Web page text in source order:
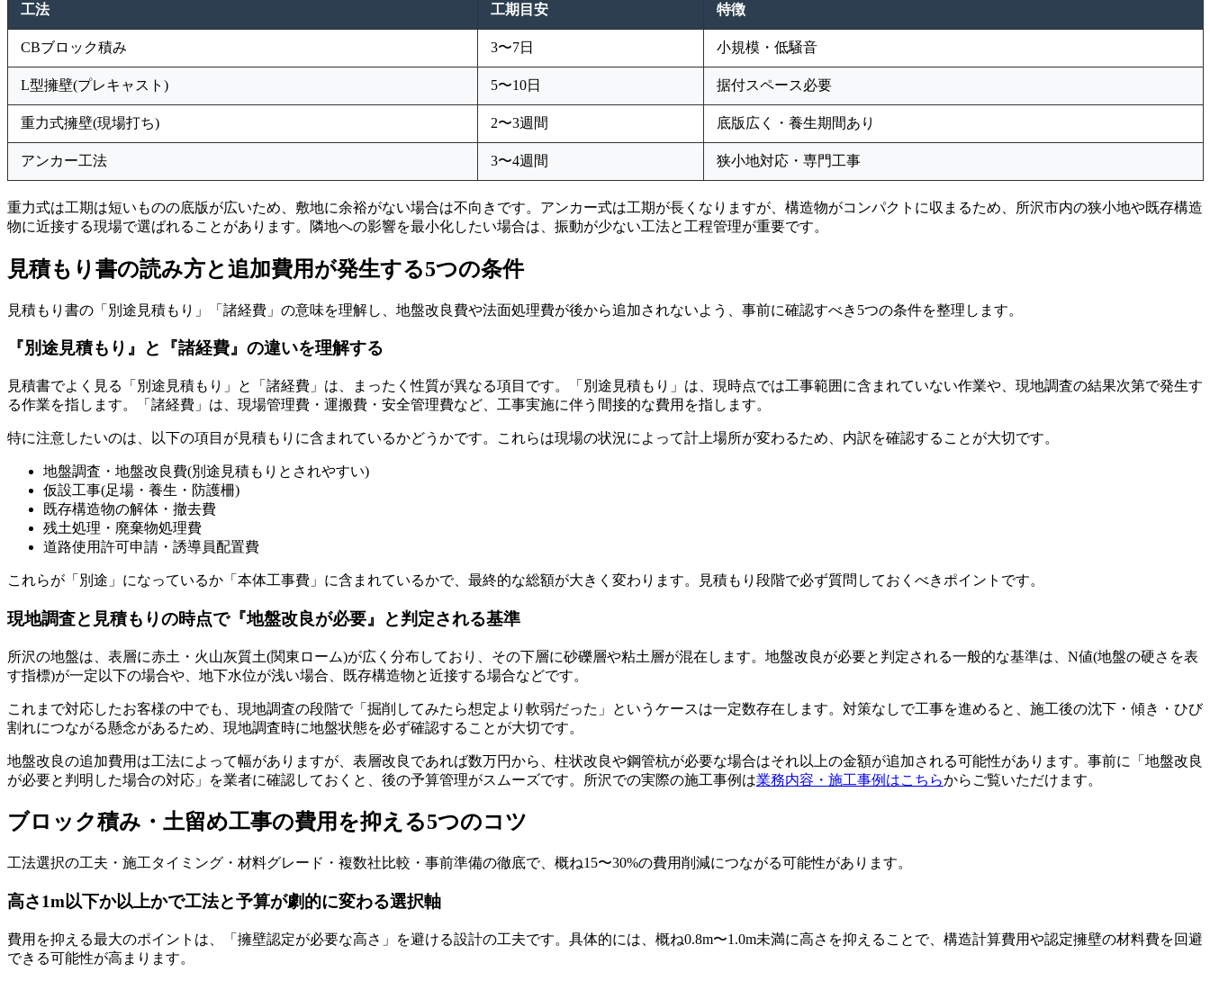
工法 工期目安 特徴
CBブロック積み 3〜7日 小規模・低騒音
L型擁壁(プレキャスト) 5〜10日 据付スペース必要
重力式擁壁(現場打ち) 2〜3週間 底版広く・養生期間あり
アンカー工法 3〜4週間 狭小地対応・専門工事
重力式は工期は短いものの底版が広いため、敷地に余裕がない場合は不向きです。アンカー式は工期が長くなりますが、構造物がコンパクトに収まるため、所沢市内の狭小地や既存構造
物に近接する現場で選ばれることがあります。隣地への影響を最小化したい場合は、振動が少ない工法と工程管理が重要です。
見積もり書の読み方と追加費用が発生する5つの条件
見積もり書の「別途見積もり」「諸経費」の意味を理解し、地盤改良費や法面処理費が後から追加されないよう、事前に確認すべき5つの条件を整理します。
『別途見積もり』と『諸経費』の違いを理解する
見積書でよく見る「別途見積もり」と「諸経費」は、まったく性質が異なる項目です。「別途見積もり」は、現時点では工事範囲に含まれていない作業や、現地調査の結果次第で発生す
る作業を指します。「諸経費」は、現場管理費・運搬費・安全管理費など、工事実施に伴う間接的な費用を指します。
特に注意したいのは、以下の項目が見積もりに含まれているかどうかです。これらは現場の状況によって計上場所が変わるため、内訳を確認することが大切です。
地盤調査・地盤改良費(別途見積もりとされやすい)
仮設工事(足場・養生・防護柵)
既存構造物の解体・撤去費
残土処理・廃棄物処理費
道路使用許可申請・誘導員配置費
これらが「別途」になっているか「本体工事費」に含まれているかで、最終的な総額が大きく変わります。見積もり段階で必ず質問しておくべきポイントです。
現地調査と見積もりの時点で『地盤改良が必要』と判定される基準
所沢の地盤は、表層に赤土・火山灰質土(関東ローム)が広く分布しており、その下層に砂礫層や粘土層が混在します。地盤改良が必要と判定される一般的な基準は、N値(地盤の硬さを表
す指標)が一定以下の場合や、地下水位が浅い場合、既存構造物と近接する場合などです。
これまで対応したお客様の中でも、現地調査の段階で「掘削してみたら想定より軟弱だった」というケースは一定数存在します。対策なしで工事を進めると、施工後の沈下・傾き・ひび
割れにつながる懸念があるため、現地調査時に地盤状態を必ず確認することが大切です。
地盤改良の追加費用は工法によって幅がありますが、表層改良であれば数万円から、柱状改良や鋼管杭が必要な場合はそれ以上の金額が追加される可能性があります。事前に「地盤改良
が必要と判明した場合の対応」を業者に確認しておくと、後の予算管理がスムーズです。所沢での実際の施工事例は業務内容・施工事例はこちらからご覧いただけます。
ブロック積み・土留め工事の費用を抑える5つのコツ
工法選択の工夫・施工タイミング・材料グレード・複数社比較・事前準備の徹底で、概ね15〜30%の費用削減につながる可能性があります。
高さ1m以下か以上かで工法と予算が劇的に変わる選択軸
費用を抑える最大のポイントは、「擁壁認定が必要な高さ」を避ける設計の工夫です。具体的には、概ね0.8m〜1.0m未満に高さを抑えることで、構造計算費用や認定擁壁の材料費を回避
できる可能性が高まります。